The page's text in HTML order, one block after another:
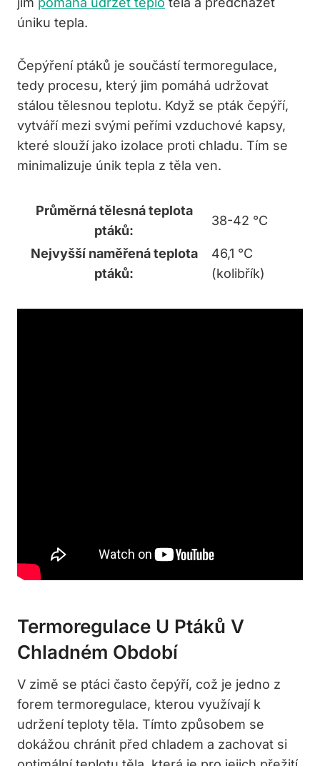
úniku tepla.
Čepýření ptáků je součástí termoregulace,
tedy procesu, který jim pomáhá udržovat
stálou tělesnou teplotu. Když se pták čepýří,
vytváří mezi svými peřími vzduchové kapsy,
které slouží jako izolace proti chladu. Tím se
minimalizuje únik tepla z těla ven.
Průměrná tělesná teplota
ptáků:
38-42 °C
Nejvyšší naměřená teplota
ptáků:
46,1 °C
(kolibřík)
Termoregulace U Ptáků V
Chladném Období
V zimě se ptáci často čepýří, což je jedno z
forem termoregulace, kterou využívají k
udržení teploty těla. Tímto způsobem se
dokážou chránit před chladem a zachovat si